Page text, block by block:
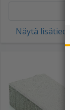
Näytä lisätiedot